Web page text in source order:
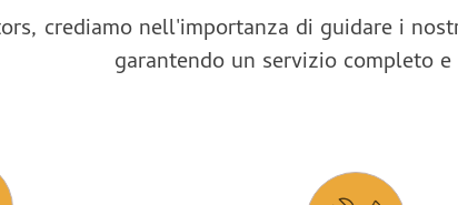
crediamo nell'importanza di guidare i
garantendo un servizio completo